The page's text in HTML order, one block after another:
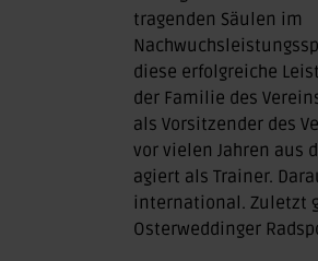
tragenden Säulen im
diese erfolgreiche
der Familie des
als Vorsitzender des
vor vielen Jahren aus
agiert als Trainer.
international. Zuletzt
Osterweddinger